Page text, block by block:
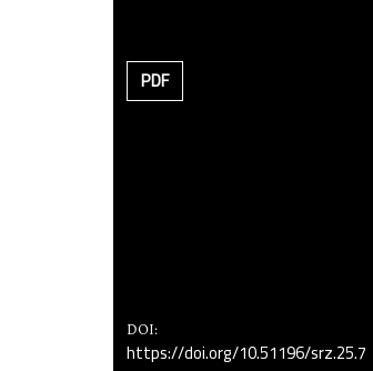
PDF
DOI:
https://doi.org/10.51196/srz.25.7